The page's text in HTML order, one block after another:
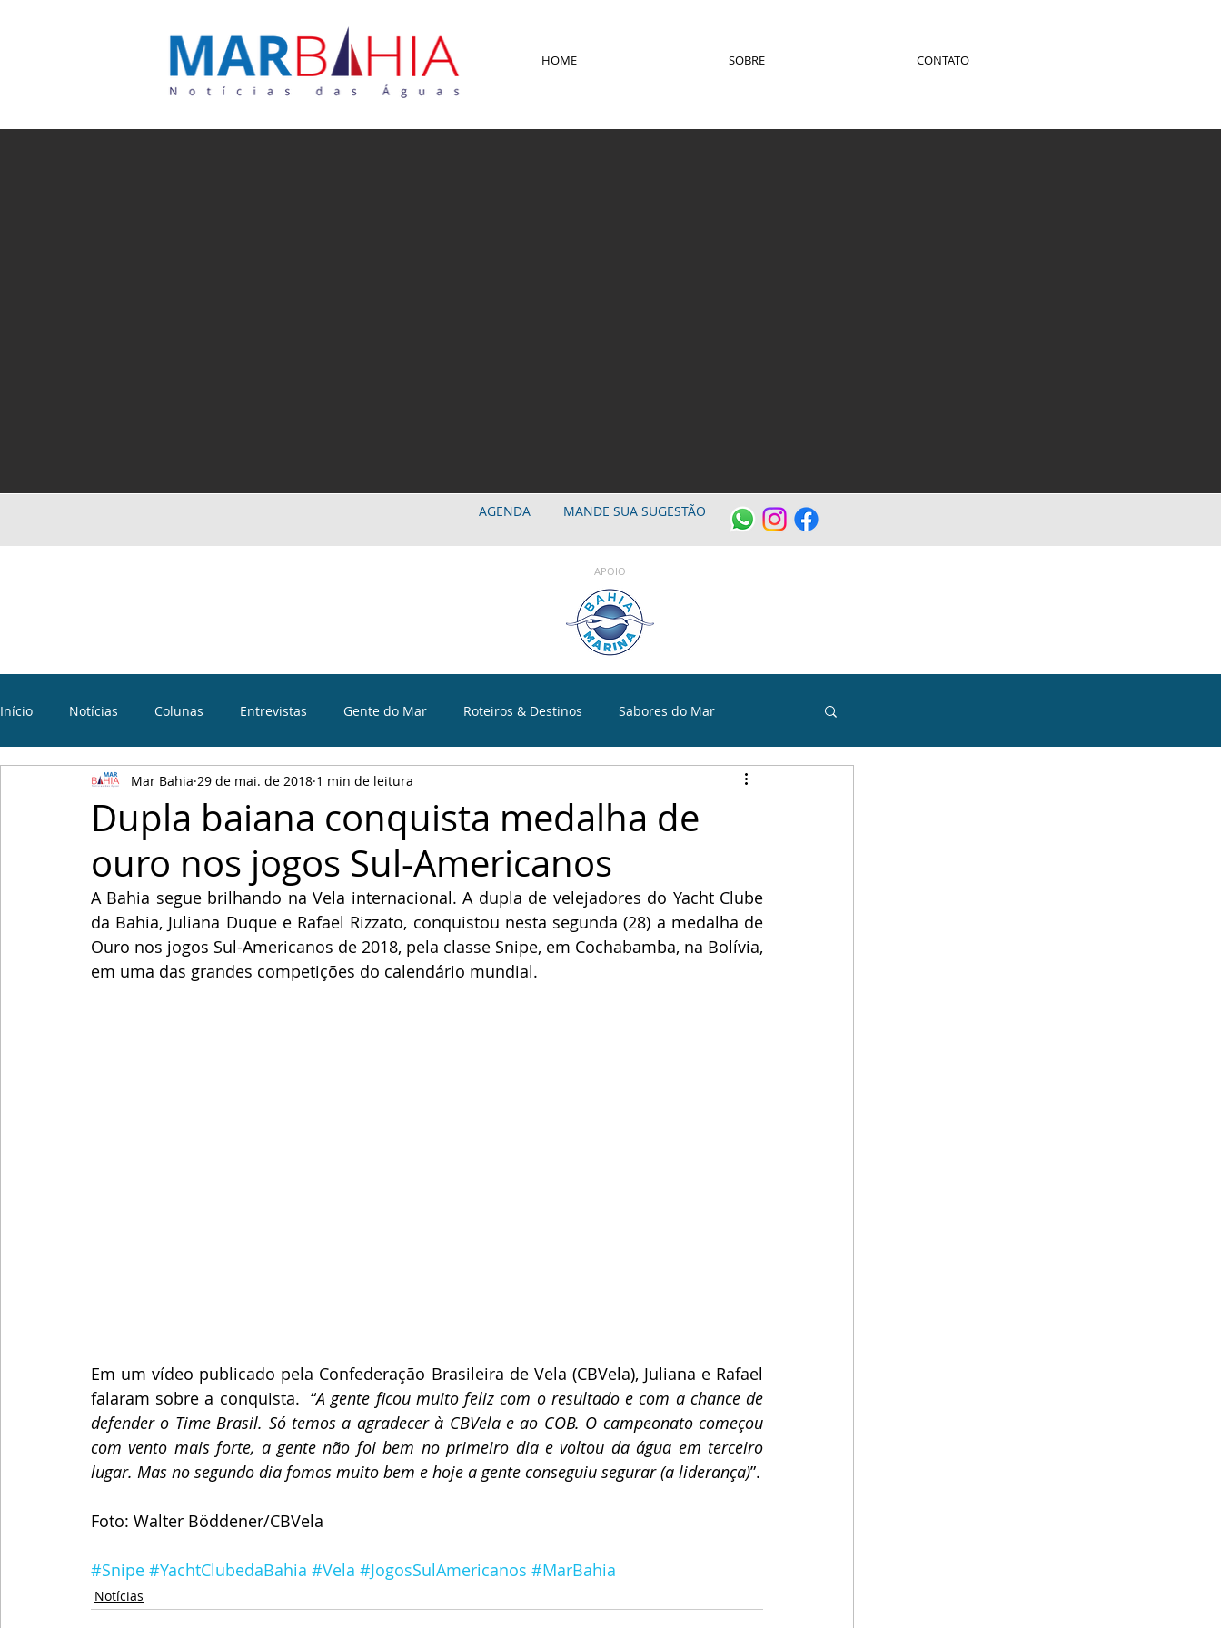
HOME SOBRE CONTATO
Início Notícias Colunas Entrevistas Gente do Mar Roteiros & Destinos Sabores do Mar
Curiosidades
Dupla baiana conquista medalha de
ouro nos jogos Sul-Americanos
Mar Bahia 29 de mai. de 2018 1 min de leitura
A Bahia segue brilhando na Vela internacional. A dupla de velejadores do Yacht Clube
da Bahia, Juliana Duque e Rafael Rizzato, conquistou nesta segunda (28) a medalha de
Ouro nos jogos Sul-Americanos de 2018, pela classe Snipe, em Cochabamba, na Bolívia,
em uma das grandes competições do calendário mundial.
Em um vídeo publicado pela Confederação Brasileira de Vela (CBVela), Juliana e Rafael
falaram sobre a conquista.  “A gente ficou muito feliz com o resultado e com a chance de
defender o Time Brasil. Só temos a agradecer à CBVela e ao COB. O campeonato começou
com vento mais forte, a gente não foi bem no primeiro dia e voltou da água em terceiro
lugar. Mas no segundo dia fomos muito bem e hoje a gente conseguiu segurar (a liderança)
Foto: Walter Böddener/CBVela
#Snipe #YachtClubedaBahia #Vela #JogosSulAmericanos #MarBahia
Notícias
AGENDA MANDE SUA SUGESTÃO
APOIO